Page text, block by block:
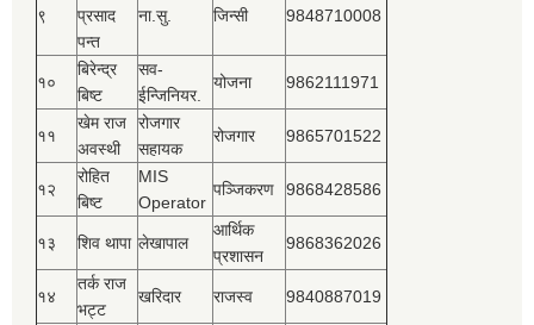
९
प्रसाद
पन्त
ना.सु. जिन्सी 9848710008
१०
बिरेन्द्र
बिष्‍ट
सव-
ईन्जिनियर.
योजना 9862111971
११
खेम राज
अवस्थी
रोजगार
सहायक
रोजगार 9865701522
१२
रोहित
बिष्‍ट
MIS
Operator
पञ्‍जिकरण 9868428586
१३ शिव थापा लेखापाल
आर्थिक
प्रशासन
9868362026
१४
तर्क राज
भट्ट
खरिदार राजस्‍व 9840887019